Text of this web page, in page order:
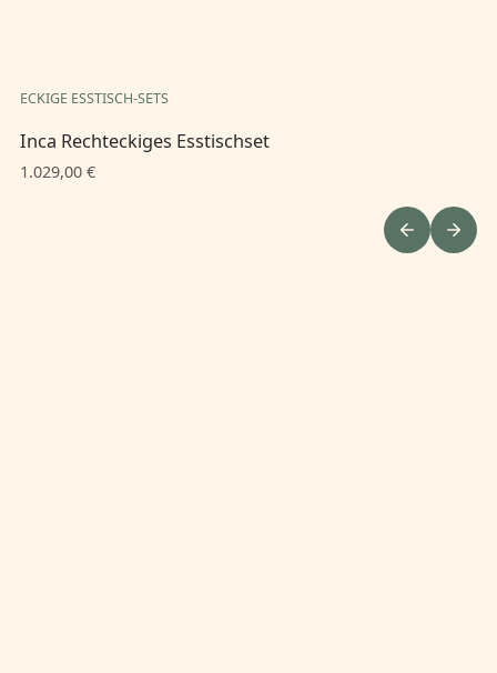
ECKIGE ESSTISCH-SETS
Inca Rechteckiges Esstischset
1.029,00 €